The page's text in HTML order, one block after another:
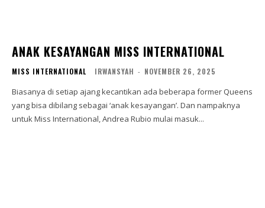
ANAK KESAYANGAN MISS INTERNATIONAL
MISS INTERNATIONAL IRWANSYAH - NOVEMBER 26, 2025
Biasanya di setiap ajang kecantikan ada beberapa former Queens
yang bisa dibilang sebagai ‘anak kesayangan’. Dan nampaknya
untuk Miss International, Andrea Rubio mulai masuk...